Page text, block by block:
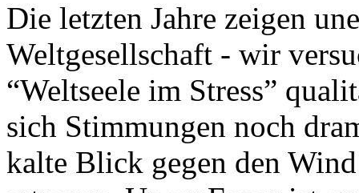
Die letzten Jahre zeigen
Weltgesellschaft - wir
“Weltseele im Stress”
sich Stimmungen noch
kalte Blick gegen den